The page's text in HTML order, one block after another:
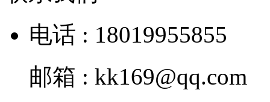
电话 : 18019955855
邮箱 : kk169@qq.com